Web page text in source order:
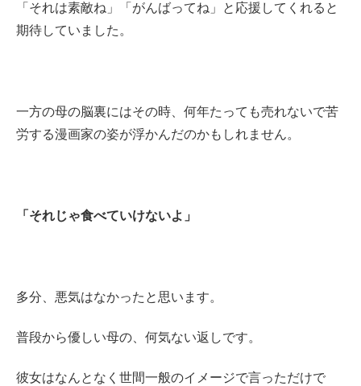
「それは素敵ね」「がんばってね」と応援してくれると
期待していました。
一方の母の脳裏にはその時、何年たっても売れないで苦
労する漫画家の姿が浮かんだのかもしれません。
「それじゃ食べていけないよ」
多分、悪気はなかったと思います。
普段から優しい母の、何気ない返しです。
彼女はなんとなく世間一般のイメージで言っただけで